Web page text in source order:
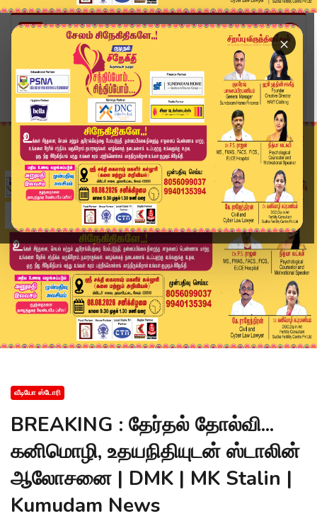
×
Home
வீடியோ ஸ்டோரி
BREAKING : தேர்தல் தோல்வி... கனிமொழி, உதயநிதியு...
வீடியோ ஸ்டோரி
BREAKING : தேர்தல் தோல்வி...
கனிமொழி, உதயநிதியுடன் ஸ்டாலின்
ஆலோசனை | DMK | MK Stalin |
Kumudam News